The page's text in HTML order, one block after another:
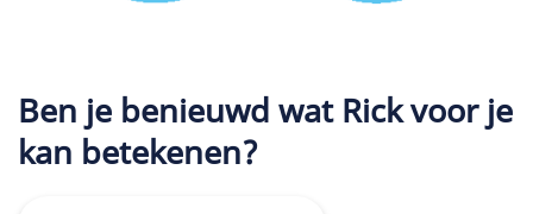
Ben je benieuwd wat Rick voor je
kan betekenen?